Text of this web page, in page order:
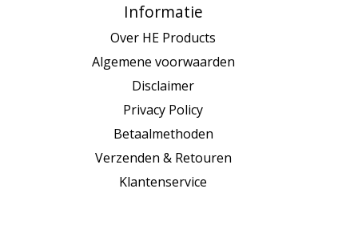
Informatie
Over HE Products
Algemene voorwaarden
Disclaimer
Privacy Policy
Betaalmethoden
Verzenden & Retouren
Klantenservice